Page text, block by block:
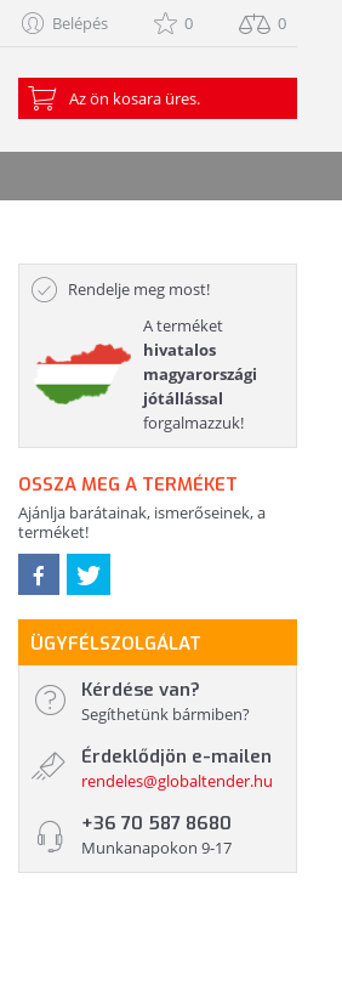
Belépés 0 0
Az ön kosara üres.
Rendelje meg most!
A terméket
hivatalos
magyarországi
jótállással
forgalmazzuk!
OSSZA MEG A TERMÉKET
Ajánlja barátainak, ismerőseinek, a
terméket!
ÜGYFÉLSZOLGÁLAT
Kérdése van?
Segíthetünk bármiben?
Érdeklődjön e-mailen
rendeles@globaltender.hu
+36 70 587 8680
Munkanapokon 9-17